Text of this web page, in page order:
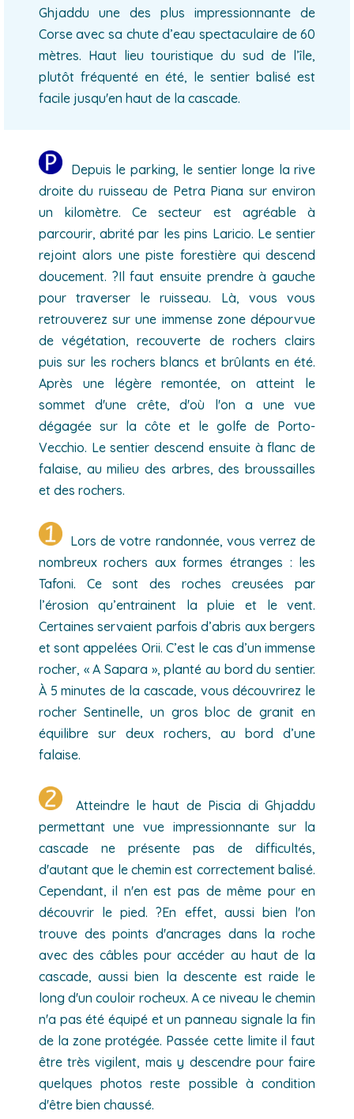
Ghjaddu une des plus impressionnante de
Corse avec sa chute d’eau spectaculaire de 60
mètres. Haut lieu touristique du sud de l’île,
plutôt fréquenté en été, le sentier balisé est
facile jusqu'en haut de la cascade.
Depuis le parking, le sentier longe la rive
droite du ruisseau de Petra Piana sur environ
un kilomètre. Ce secteur est agréable à
parcourir, abrité par les pins Laricio. Le sentier
rejoint alors une piste forestière qui descend
doucement. ?Il faut ensuite prendre à gauche
pour traverser le ruisseau. Là, vous vous
retrouverez sur une immense zone dépourvue
de végétation, recouverte de rochers clairs
puis sur les rochers blancs et brûlants en été.
Après une légère remontée, on atteint le
sommet d'une crête, d'où l'on a une vue
dégagée sur la côte et le golfe de Porto-
Vecchio. Le sentier descend ensuite à flanc de
falaise, au milieu des arbres, des broussailles
et des rochers.
Lors de votre randonnée, vous verrez de
nombreux rochers aux formes étranges : les
Tafoni. Ce sont des roches creusées par
l’érosion qu’entrainent la pluie et le vent.
Certaines servaient parfois d’abris aux bergers
et sont appelées Orii. C’est le cas d’un immense
rocher, « A Sapara », planté au bord du sentier.
À 5 minutes de la cascade, vous découvrirez le
rocher Sentinelle, un gros bloc de granit en
équilibre sur deux rochers, au bord d’une
falaise.
Atteindre le haut de Piscia di Ghjaddu
permettant une vue impressionnante sur la
cascade ne présente pas de difficultés,
d'autant que le chemin est correctement balisé.
Cependant, il n'en est pas de même pour en
découvrir le pied. ?En effet, aussi bien l'on
trouve des points d'ancrages dans la roche
avec des câbles pour accéder au haut de la
cascade, aussi bien la descente est raide le
long d'un couloir rocheux. A ce niveau le chemin
n'a pas été équipé et un panneau signale la fin
de la zone protégée. Passée cette limite il faut
être très vigilent, mais y descendre pour faire
quelques photos reste possible à condition
d'être bien chaussé.